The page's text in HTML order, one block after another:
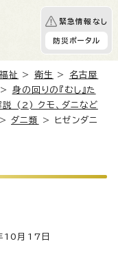
緊急情報なし
防災ポータル
祉 > 衛生 >
名古屋
> 身の回りの『むし』た
説 (2) クモ、ダニなど
>ダニ類 > ヒゼンダニ
月17日